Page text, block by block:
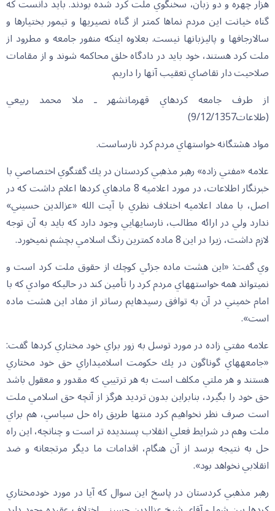
گناه خيانت اين مردم نماها كمتر از گناه نصيري‏ها و تيمور بختيارها و
سالارجافها و پاليزبان‏ها نيست. بعلاوه اينكه منفور جامعه و مطرود از
ملت كرد هستند، خود بايد در دادگاه خلق محاكمه شوند و از مقامات
صلاحيت دار تقاضاي تعقيب آنها را داريم.
از طرف جامعه كردهاي قهرمانشهر ـ ملا محمد ربيعي
(طلاعات9/12/1357)
مواد هشتگانه خواستهاي مردم كرد نارساست.
علامه «مفتي زاده» رهبر مذهبي كردستان در يك گفتگوي اختصاصي با
خبرنگار اطلاعات، در مورد اعلاميه 8 ماده‏اي كردها اعلام داشت كه در
اصل، با مفاد اعلاميه اختلاف نظري با آيت الله «عزالدين حسيني»
ندارد ولي در ارائه مطالب، نارسايهايي وجود دارد كه بايد به آن توجه
لازم داشت، زيرا در اين 8 ماده كمترين رنگ اسلامي بچشم نمي‏خورد.
وي گفت: «اين هشت ماده جزئي كوچك از حقوق ملت كرد است و
نمي‏تواند همه خواسته‏هاي مردم كرد را تأمين كند در حاليكه موادي كه با
امام خميني در آن به توافق رسيده‏ايم رساتر از مفاد اين هشت ماده
است».
علامه مفتي زاده در مورد توسل به زور براي خود مختاري كردها گفت:
«جامعه‏هاي گوناگون در يك حكومت اسلامي‏داراي حق خود مختاري
هستند و هر ملتي مكلف است به هر ترتيبي كه مقدور و معقول باشد
حق خود را بگيرد، بنابراين بدون ترديد هرگز از آنچه حق اسلامي ملت
است صرف نظر نخواهيم كرد منتها طريق راه حل سياسي، هم براي
ملت وهم در شرايط فعلي انقلاب پسنديده تر است و چنانچه، اين راه
حل به نتيجه برسد از آن هنگام، اقدامات ما ديگر مرتجعانه و ضد
انقلابي نخواهد بود».
رهبر مذهبي كردستان در پاسخ اين سوال كه آيا در مورد خودمختاري